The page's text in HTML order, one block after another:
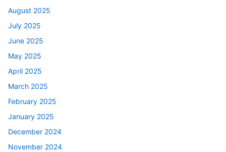
August 2025
July 2025
June 2025
May 2025
April 2025
March 2025
February 2025
January 2025
December 2024
November 2024